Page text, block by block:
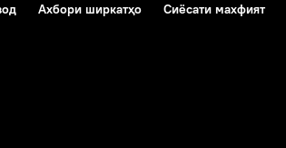
Ахбори ширкатҳо Сиёсати махфият